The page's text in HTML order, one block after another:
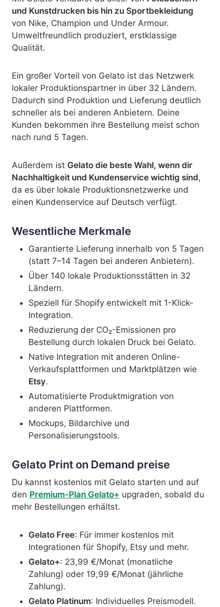
und Kunstdrucken bis hin zu Sportbekleidung
von Nike, Champion und Under Armour.
Umweltfreundlich produziert, erstklassige
Qualität.
Ein großer Vorteil von Gelato ist das Netzwerk
lokaler Produktionspartner in über 32 Ländern.
Dadurch sind Produktion und Lieferung deutlich
schneller als bei anderen Anbietern. Deine
Kunden bekommen ihre Bestellung meist schon
nach rund 5 Tagen.
Außerdem ist Gelato die beste Wahl, wenn dir
Nachhaltigkeit und Kundenservice wichtig sind,
da es über lokale Produktionsnetzwerke und
einen Kundenservice auf Deutsch verfügt.
Wesentliche Merkmale
Garantierte Lieferung innerhalb von 5 Tagen
(statt 7–14 Tagen bei anderen Anbietern).
Über 140 lokale Produktionsstätten in 32
Ländern.
Speziell für Shopify entwickelt mit 1-Klick-
Integration.
Reduzierung der CO₂-Emissionen pro
Bestellung durch lokalen Druck bei Gelato.
Native Integration mit anderen Online-
Verkaufsplattformen und Marktplätzen wie
Etsy.
Automatisierte Produktmigration von
anderen Plattformen.
Mockups, Bildarchive und
Personalisierungstools.
Gelato Print on Demand preise
Du kannst kostenlos mit Gelato starten und auf
den Premium-Plan Gelato+ upgraden, sobald du
mehr Bestellungen erhältst.
Gelato Free: Für immer kostenlos mit
Integrationen für Shopify, Etsy und mehr.
Gelato+: 23,99 €/Monat (monatliche
Zahlung) oder 19,99 €/Monat (jährliche
Zahlung).
Gelato Platinum: Individuelles Preismodell.